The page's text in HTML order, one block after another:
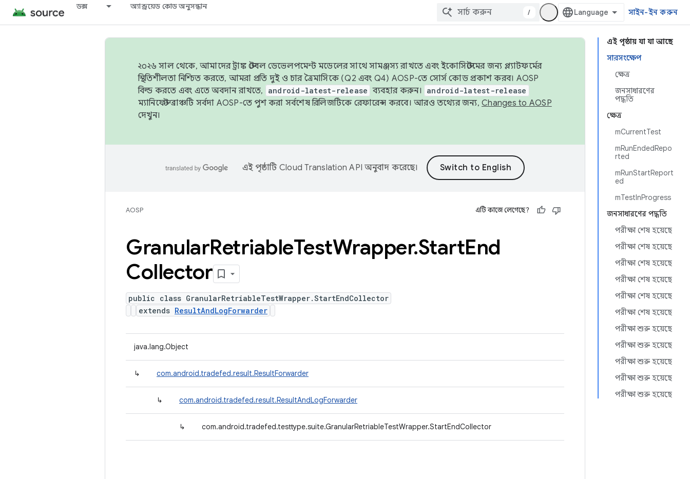
ডক্স অ্যান্ড্রয়েড কোড অনুসন্ধান
/ সাইন-ইন করুন
এই পৃষ্ঠায় যা যা আছে
সারসংক্ষেপ
ক্ষেত্র
জনসাধারণের
পদ্ধতি
ক্ষেত্র
mCurrentTest
mRunEndedRepo
rted
mRunStartReport
ed
mTestInProgress
জনসাধারণের পদ্ধতি
পরীক্ষা শেষ হয়েছে
পরীক্ষা শেষ হয়েছে
পরীক্ষা শেষ হয়েছে
পরীক্ষা শেষ হয়েছে
পরীক্ষা শেষ হয়েছে
পরীক্ষা শেষ হয়েছে
পরীক্ষা শুরু হয়েছে
পরীক্ষা শুরু হয়েছে
পরীক্ষা শুরু হয়েছে
পরীক্ষা শুরু হয়েছে
পরীক্ষা শুরু হয়েছে
২০২৬ সাল থেকে, আমাদের ট্রাঙ্ক স্টেবল ডেভেলপমেন্ট মডেলের সাথে সামঞ্জস্য রাখতে এবং ইকোসিস্টেমের জন্য প্ল্যাটফর্মের
স্থিতিশীলতা নিশ্চিত করতে, আমরা প্রতি দুই ও চার ত্রৈমাসিকে (Q2 এবং Q4) AOSP-তে সোর্স কোড প্রকাশ করব। AOSP
বিল্ড করতে এবং এতে অবদান রাখতে,
android-latest-release ব্যবহার করুন। android-latest-release
ম্যানিফেস্ট ব্রাঞ্চটি সর্বদা AOSP-তে পুশ করা সর্বশেষ রিলিজটিকে রেফারেন্স করবে। আরও তথ্যের জন্য, Changes to AOSP
দেখুন।
এই পৃষ্ঠাটি Cloud Translation API অনুবাদ করেছে।
AOSP এটি কাজে লেগেছে?
GranularRetriableTestWrapper.StartEnd
Collector
public class GranularRetriableTestWrapper.StartEndCollector
extends ResultAndLogForwarder
java.lang.Object
↳ com.android.tradefed.result.ResultForwarder
↳ com.android.tradefed.result.ResultAndLogForwarder
↳ com.android.tradefed.testtype.suite.GranularRetriableTestWrapper.StartEndCollector